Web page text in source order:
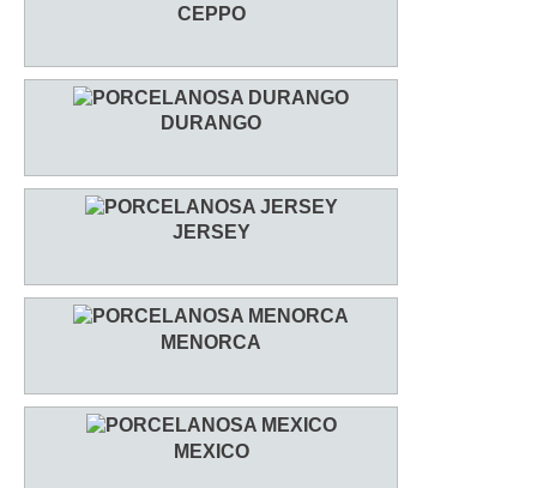
CEPPO
DURANGO
JERSEY
MENORCA
MEXICO